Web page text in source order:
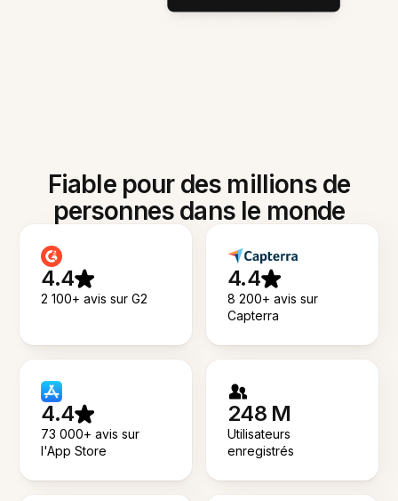
Fiable pour des millions de
personnes dans le monde
4.4
2 100+ avis sur G2
4.4
8 200+ avis sur
Capterra
4.4
73 000+ avis sur
l'App Store
248 M
Utilisateurs
enregistrés